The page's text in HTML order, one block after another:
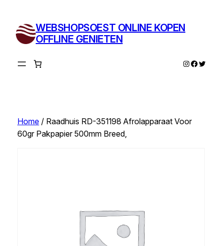
inhoud
WEBSHOPSOEST ONLINE KOPEN
OFFLINE GENIETEN
Instagram
Twitter
Home/ Raadhuis RD-351198 Afrolapparaat Voor
60gr Pakpapier 500mm Breed,